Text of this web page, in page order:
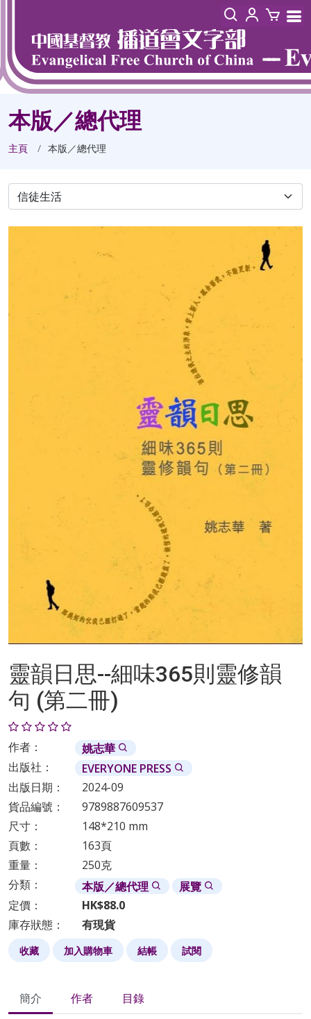
本版／總代理
主頁 本版／總代理
靈韻日思--細味365則靈修韻
句 (第二冊)
作者：
姚志華
出版社：
EVERYONE PRESS
出版日期：
2024-09
貨品編號：
9789887609537
尺寸：
148*210 mm
頁數：
163頁
重量：
250克
分類：
本版／總代理
展覽
定價：
HK$88.0
庫存狀態：
有現貨
收藏 加入購物車 結帳 試閱
簡介 作者 目錄